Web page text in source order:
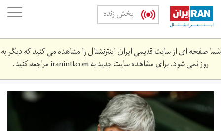
Skip
main
content
پخش زنده
شما صفحه ای از سایت قدیمی ایران اینترنشنال را مشاهده می کنید که دیگر به
روز نمی شود. برای مشاهده سایت جدید بهiranintl.comمراجعه کنید.
علی
مطهری